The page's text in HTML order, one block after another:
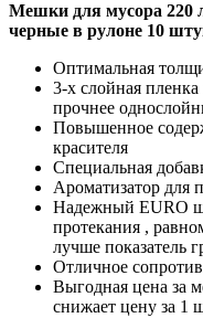
Мешки для мусора 220
черные в рулоне 10
Оптимальная
3-х слойная
прочнее
Повышенное
красителя
Специальная
Ароматизатор для
Надежный EURO
протекания ,
лучше показатель
Отличное
Выгодная цена за
снижает цену за 1